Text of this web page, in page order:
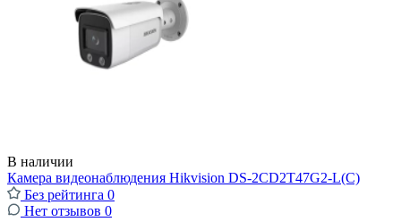
В наличии
Камера видеонаблюдения Hikvision DS-2CD2T47G2-L(C)
Без рейтинга 0
Нет отзывов 0